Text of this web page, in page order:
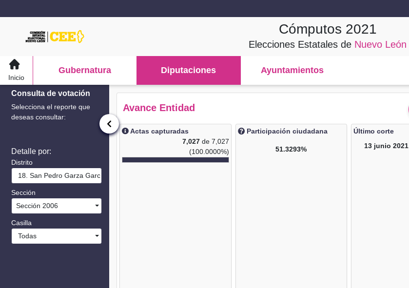
Cómputos 2021
Elecciones Estatales de Nuevo León
Inicio
Gubernatura Diputaciones Ayuntamientos
Consulta de votación
Selecciona el reporte que
deseas consultar:
Detalle por:
Distrito
18. San Pedro Garza García
Sección
Sección 2006
Casilla
Todas
Avance Entidad
Actas capturadas
7,027 de 7,027
(100.0000%)
Participación ciudadana
51.3293%
Último corte
13 junio 2021